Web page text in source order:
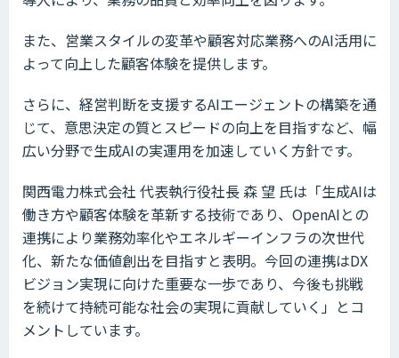
また、営業スタイルの変革や顧客対応業務へのAI活用に
よって向上した顧客体験を提供します。
さらに、経営判断を支援するAIエージェントの構築を通
じて、意思決定の質とスピードの向上を目指すなど、幅
広い分野で生成AIの実運用を加速していく方針です。
関西電力株式会社 代表執行役社長 森 望 氏は「生成AIは
働き方や顧客体験を革新する技術であり、OpenAIとの
連携により業務効率化やエネルギーインフラの次世代
化、新たな価値創出を目指すと表明。今回の連携はDX
ビジョン実現に向けた重要な一歩であり、今後も挑戦
を続けて持続可能な社会の実現に貢献していく」とコ
メントしています。